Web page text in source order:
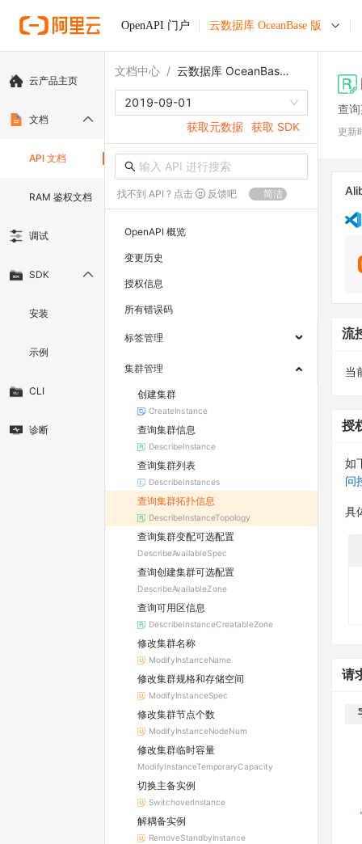
OpenAPI 门户 云数据库 OceanBase 版
云产品主页
文档
API 文档
RAM 鉴权文档
调试
SDK
安装
示例
CLI
诊断
文档中心 / 云数据库 OceanBase 版
2019-09-01
获取元数据 获取 SDK
找不到 API ? 点击 反馈吧 简洁
OpenAPI 概览
变更历史
授权信息
所有错误码
标签管理
集群管理
创建集群
CreateInstance
查询集群信息
DescribeInstance
查询集群列表
DescribeInstances
查询集群拓扑信息
DescribeInstanceTopology
查询集群变配可选配置
DescribeAvailableSpec
查询创建集群可选配置
DescribeAvailableZone
查询可用区信息
DescribeInstanceCreatableZone
修改集群名称
ModifyInstanceName
修改集群规格和存储空间
ModifyInstanceSpec
修改集群节点个数
ModifyInstanceNodeNum
修改集群临时容量
ModifyInstanceTemporaryCapacity
切换主备实例
SwitchoverInstance
解耦备实例
RemoveStandbyInstance
查
更新
流
当
授
如
问
具
请